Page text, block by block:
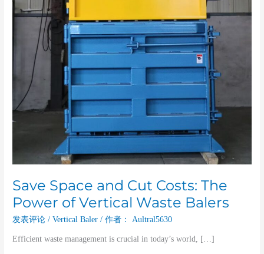
Save Space and Cut Costs: The
Power of Vertical Waste Balers
发表评论 /Vertical Baler / 作者： Aultral5630
Efficient waste management is crucial in today’s world, […]